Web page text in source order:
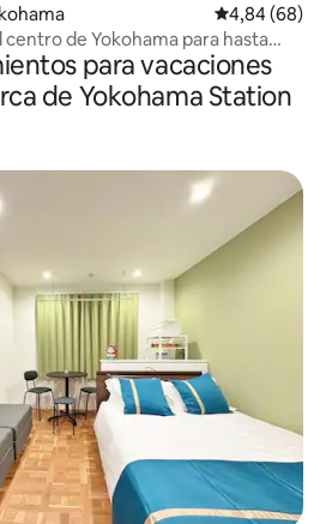
Calificación
4,84 (68)
de Yokohama para hasta
para vacaciones
de Yokohama Station